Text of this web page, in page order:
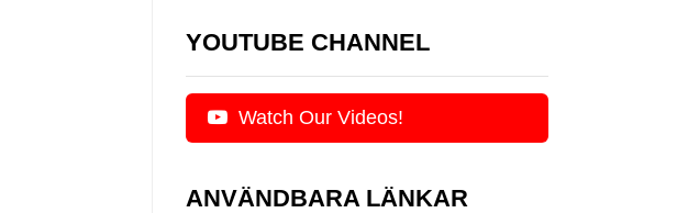
YOUTUBE CHANNEL
Watch Our Videos!
ANVÄNDBARA LÄNKAR